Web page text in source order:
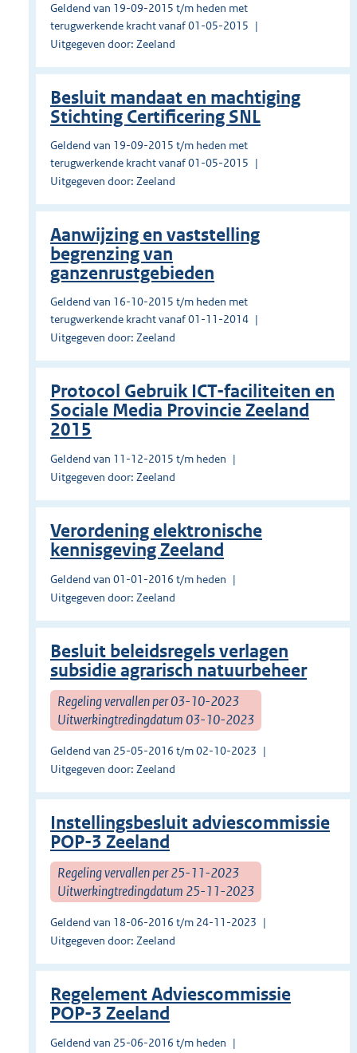
Geldend van 19-09-2015 t/m heden met
terugwerkende kracht vanaf 01-05-2015
Uitgegeven door: Zeeland
Besluit mandaat en machtiging
Stichting Certificering SNL
Geldend van 19-09-2015 t/m heden met
terugwerkende kracht vanaf 01-05-2015
Uitgegeven door: Zeeland
Aanwijzing en vaststelling
begrenzing van
ganzenrustgebieden
Geldend van 16-10-2015 t/m heden met
terugwerkende kracht vanaf 01-11-2014
Uitgegeven door: Zeeland
Protocol Gebruik ICT-faciliteiten en
Sociale Media Provincie Zeeland
2015
Geldend van 11-12-2015 t/m heden
Uitgegeven door: Zeeland
Verordening elektronische
kennisgeving Zeeland
Geldend van 01-01-2016 t/m heden
Uitgegeven door: Zeeland
Besluit beleidsregels verlagen
subsidie agrarisch natuurbeheer
Regeling vervallen per 03-10-2023
Uitwerkingtredingdatum 03-10-2023
Geldend van 25-05-2016 t/m 02-10-2023
Uitgegeven door: Zeeland
Instellingsbesluit adviescommissie
POP-3 Zeeland
Regeling vervallen per 25-11-2023
Uitwerkingtredingdatum 25-11-2023
Geldend van 18-06-2016 t/m 24-11-2023
Uitgegeven door: Zeeland
Regelement Adviescommissie
POP-3 Zeeland
Geldend van 25-06-2016 t/m heden